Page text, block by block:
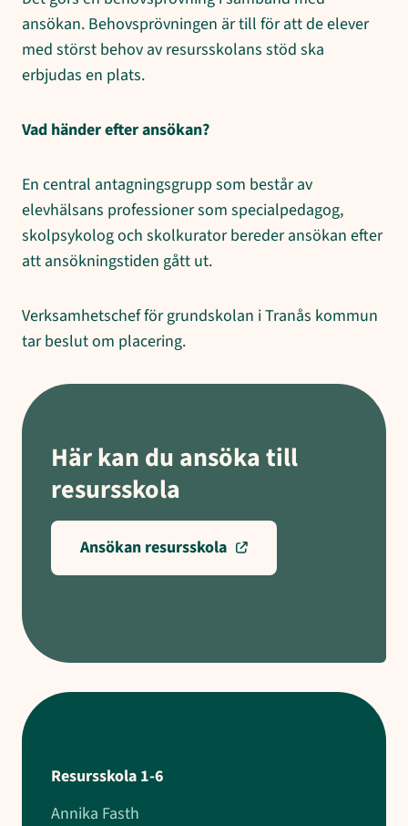
ansökan. Behovsprövningen är till för att de elever
med störst behov av resursskolans stöd ska
erbjudas en plats.
Vad händer efter ansökan?
En central antagningsgrupp som består av
elevhälsans professioner som specialpedagog,
skolpsykolog och skolkurator bereder ansökan efter
att ansökningstiden gått ut.
Verksamhetschef för grundskolan i Tranås kommun
tar beslut om placering.
Här kan du ansöka till
resursskola
Ansökan resursskola
Resursskola 1-6
Annika Fasth